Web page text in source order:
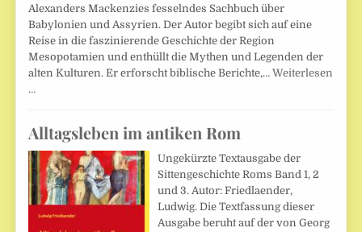
Alexanders Mackenzies fesselndes Sachbuch über
Babylonien und Assyrien. Der Autor begibt sich auf eine
Reise in die faszinierende Geschichte der Region
Mesopotamien und enthüllt die Mythen und Legenden der
alten Kulturen. Er erforscht biblische Berichte,…Weiterlesen
…
Alltagsleben im antiken Rom
Ungekürzte Textausgabe der
Sittengeschichte Roms Band 1, 2
und 3. Autor: Friedlaender,
Ludwig. Die Textfassung dieser
Ausgabe beruht auf der von Georg